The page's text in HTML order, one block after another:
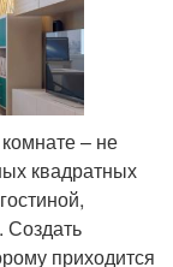
– не
квадратных
Создать
приходится